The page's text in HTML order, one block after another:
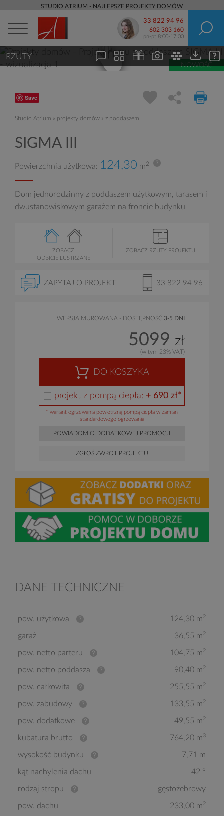
STUDIO ATRIUM - NAJLEPSZE PROJEKTY DOMÓW
33 822 94 96
602 303 160
pn-pt 8:00-17:00
NOWOŚĆ
Save
Studio Atrium » projekty domów » z poddaszem
SIGMA III
Powierzchnia użytkowa: 124,30 m2
Dom jednorodzinny z poddaszem użytkowym, tarasem i
dwustanowiskowym garażem na froncie budynku
ZOBACZ
ODBICIE LUSTRZANE
ZOBACZ RZUTY PROJEKTU
ZAPYTAJ O PROJEKT 33 822 94 96
WERSJA MUROWANA - DOSTĘPNOŚĆ 3-5 DNI
5099 zł
(w tym 23% VAT)
DO KOSZYKA
projekt z pompą ciepła: + 690 zł*
* wariant ogrzewania powietrzną pompą ciepła w zamian
standardowego ogrzewania
POWIADOM O DODATKOWEJ PROMOCJI
ZGŁOŚ ZWROT PROJEKTU
DANE TECHNICZNE
pow. użytkowa 124,30 m2
garaż 36,55 m2
pow. netto parteru 104,75 m2
pow. netto poddasza 90,40 m2
pow. całkowita 255,55 m2
pow. zabudowy 133,55 m2
pow. dodatkowe 49,55 m2
kubatura brutto 764,20 m3
wysokość budynku 7,71 m
kąt nachylenia dachu 42 °
rodzaj stropu gęstożebrowy
pow. dachu 233,00 m2
RZUTY